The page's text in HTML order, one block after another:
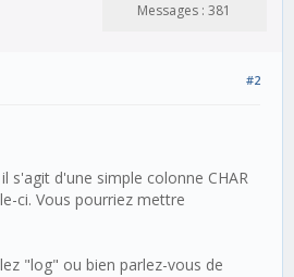
Messages : 381
#2
s'agit d'une simple colonne CHAR
ci. Vous pourriez mettre
"log" ou bien parlez-vous de